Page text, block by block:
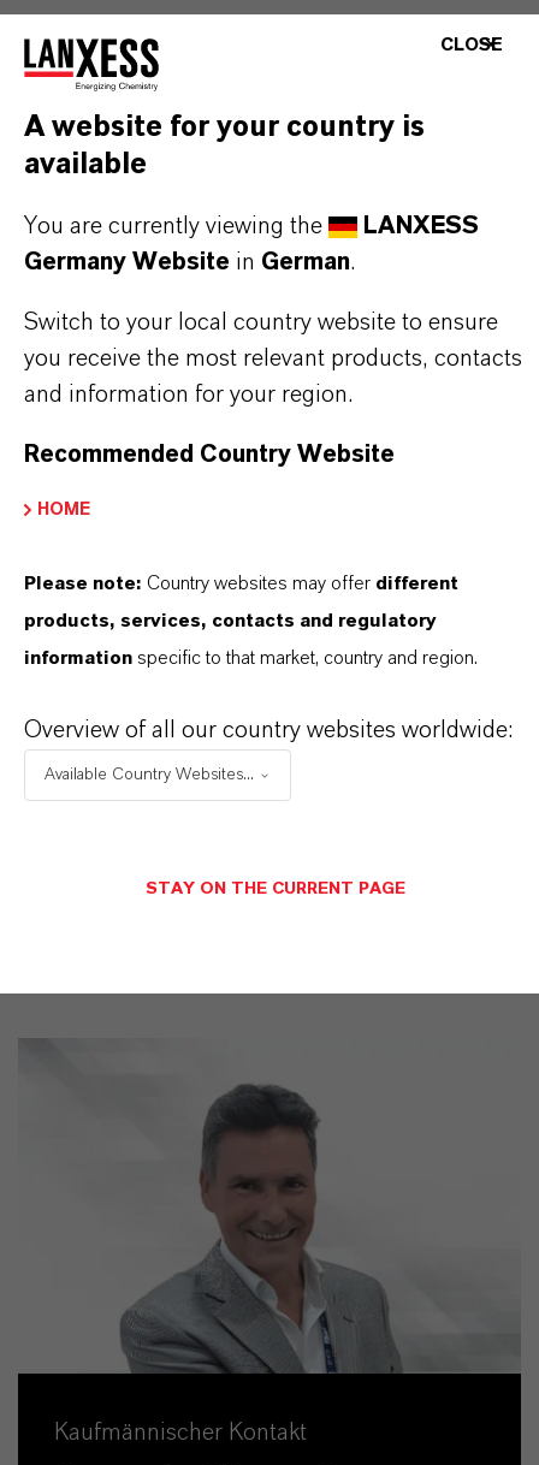
PRODUKTANWENDUNGEN
DARUMLANXESS!
wir weit mehr als nur hochwertige Produkte: Wir
stehen für Zuverlässigkeit, Innovationskraft und
partnerschaftliches Denken. Im Mittelpunkt
Kunden. Unsere Kunden profitieren von
maßgeschneiderten Lösungen, globaler Präsenz
finden Sie gleich elf überzeugende Gründe, warum
LANXESS der richtige Partner für Ihr Unternehmen
ist.
IM MITTELPUNKT STEHEN SIE: UNSERE
KUNDINNEN UND KUNDEN!
Kaufmännischer Kontakt
CLOSE
A website for your country is
available
You are currently viewing the
LANXESS
Germany Website in German.
Switch to your local country website to ensure
you receive the most relevant products, contacts
and information for your region.
Recommended Country Website
HOME
Please note: Country websites may offer different
products, services, contacts and regulatory
information specific to that market, country and region.
Overview of all our country websites worldwide:
Available Country Websites...
STAY ON THE CURRENT PAGE